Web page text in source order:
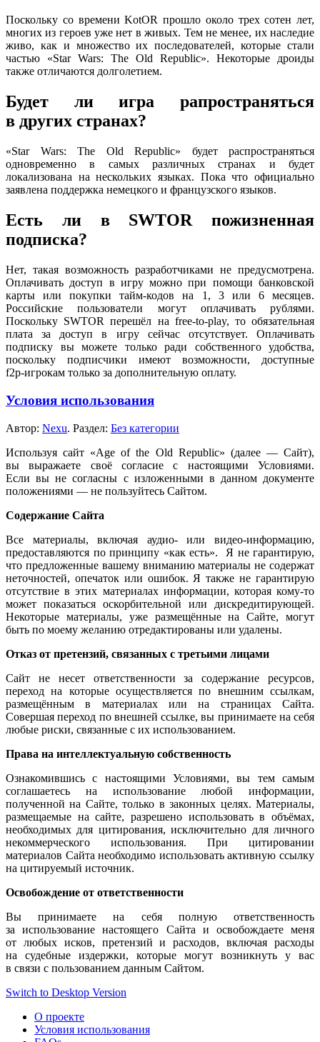
Поскольку со времени KotOR прошло около трех сотен лет,
многихиз героев уже нет в живых. Тем не менее, их наследие
живо, как и множество их последователей, которые стали
частью «Star Wars: The Old Republic». Некоторые дроиды
также отличаются долголетием.
Будет лиигра рапространяться
в других странах?
«Star Wars: The Old Republic» будет распространяться
одновременнов самыхразличных странах и будет
локализована на нескольких языках. Пока что официально
заявлена поддержка немецкого и французского языков.
Есть ли в SWTOR пожизненная
подписка?
Нет, такая возможность разработчиками не предусмотрена.
Оплачивать доступ в игруможно при помощи банковской
карты или покупкитайм-кодов на 1, 3 или
6 месяцев.
Российские пользователи могут оплачивать рублями.
Поскольку SWTOR перешёл на free-to-play, то обязательная
платаза доступ в игрусейчас отсутствует. Оплачивать
подписку вы можете только ради собственного удобства,
поскольку подписчики имеют возможности, доступные
f2p-игрокам только за дополнительную оплату.
Условия использования
Автор: Nexu. Раздел: Без категории
Используя сайт «Age of the Old Republic» (далее —Сайт),
вы выражаете своё согласиес настоящими Условиями.
Если вы не согласны с изложенными в данномдокументе
положениями — не пользуйтесь Сайтом.
Содержание Сайта
Все материалы, включая аудио- или видео-информацию,
предоставляются по принципу «как есть». Я не гарантирую,
что предложенные вашему вниманию материалыне содержат
неточностей, опечаток или ошибок. Я также не гарантирую
отсутствиев этих материалах информации, котораякому-то
может показаться оскорбительной или дискредитирующей.
Некоторые материалы, уже размещённыена Сайте, могут
быть по моему желанию отредактированы или удалены.
Отказ от претензий, связанных с третьими лицами
Сайт не несетответственностиза содержание ресурсов,
переходна которыеосуществляется по внешним ссылкам,
размещённымв материалахилина страницахСайта.
Совершая переход по внешней ссылке,вы принимаете на себя
любые риски, связанные с их использованием.
Права на интеллектуальную собственность
Ознакомившисьс настоящими Условиями,вы темсамым
соглашаетесь на использованиелюбой информации,
полученнойна Сайте, только в законных целях. Материалы,
размещаемые на сайте, разрешено использоватьв объёмах,
необходимых для цитирования, исключительно для личного
некоммерческого использования. При цитировании
материалов Сайта необходимо использовать активную ссылку
на цитируемый источник.
Освобождение от ответственности
Вы принимаетена себяполную ответственность
за использование настоящего Сайта и освобождаетеменя
от любыхисков, претензийи расходов, включая расходы
на судебные издержки, которые могут возникнуть у вас
в связи с пользованием данным Сайтом.
Switch to Desktop Version
О проекте
Условия использования